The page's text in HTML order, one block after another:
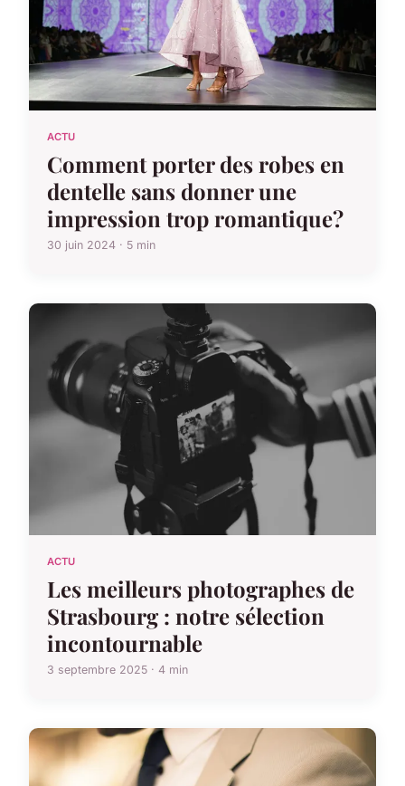
ACTU
Comment porter des robes en
dentelle sans donner une
impression trop romantique?
30 juin 2024 · 5 min
ACTU
Les meilleurs photographes de
Strasbourg : notre sélection
incontournable
3 septembre 2025 · 4 min